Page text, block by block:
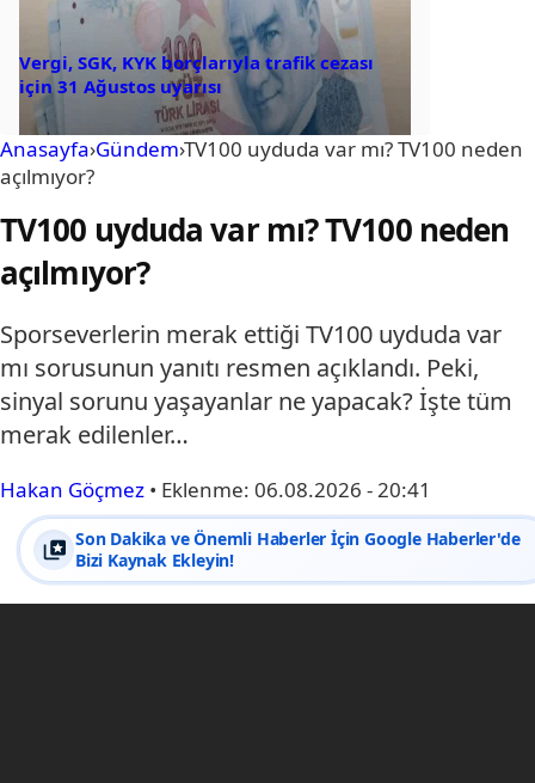
Vergi, SGK, KYK borçlarıyla trafik cezası
için 31 Ağustos uyarısı
Anasayfa›Gündem›TV100 uyduda var mı? TV100 neden
açılmıyor?
TV100 uyduda var mı? TV100 neden
açılmıyor?
Sporseverlerin merak ettiği TV100 uyduda var
mı sorusunun yanıtı resmen açıklandı. Peki,
sinyal sorunu yaşayanlar ne yapacak? İşte tüm
merak edilenler…
Hakan Göçmez • Eklenme: 06.08.2026 - 20:41
Son Dakika ve Önemli Haberler İçin Google Haberler'de
Bizi Kaynak Ekleyin!